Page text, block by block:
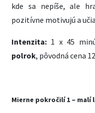
kde sa nepíše, ale
pozitívne motivujú a
Intenzita: 1 x 45
polrok, pôvodná cena
Mierne pokročilí 1 – malí